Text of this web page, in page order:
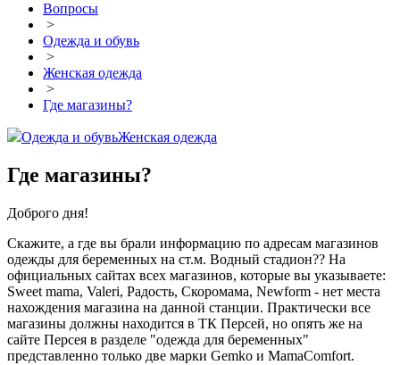
Вопросы
>
Одежда и обувь
>
Женская одежда
>
Где магазины?
Одежда и обувьЖенская одежда
Где магазины?
Доброго дня!
Скажите, а где вы брали информацию по адресам магазинов
одежды для беременных на ст.м. Водный стадион?? На
официальных сайтах всех магазинов, которые вы указываете:
Sweet mama, Valeri, Радость, Скоромама, Newform - нет места
нахождения магазина на данной станции. Практически все
магазины должны находится в ТК Персей, но опять же на
сайте Персея в разделе "одежда для беременных"
представленно только две марки Gemko и MamaComfort.